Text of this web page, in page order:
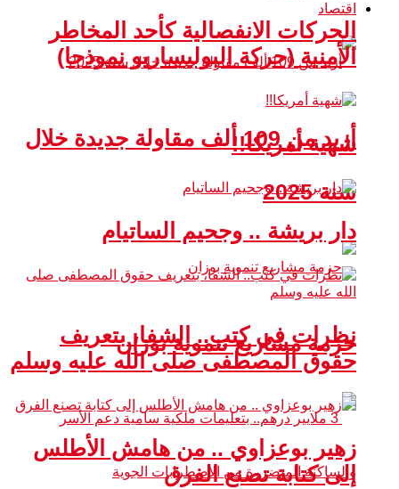
اقتصاد
أزيد من 109 ألف مقاولة جديدة خلال
سنة 2025
حزمة مشاريع تنموية بوزان
الحركات الانفصالية كأحد المخاطر
الأمنية (حركة البوليساريو نموذجا)
شهية أمريكا!!
دار بريشة .. وجحيم الساتيام
نظرات في كتب.. الشفا، بتعريف
حقوق المصطفى صلى الله عليه وسلم
زهير بوعزاوي .. من هامش الأطلس
إلى كتابة تصنع الفرق